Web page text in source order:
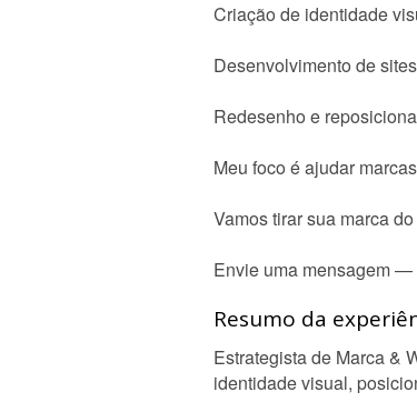
Criação de identidade
Desenvolvimento de
Redesenho e
Meu foco é ajudar
Vamos tirar sua marca
Envie uma mensagem —
Resumo da
Estrategista de Marca &
identidade visual,